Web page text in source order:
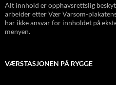
Alt innhold er opphavsrettslig
arbeider etter Vær Varsom-
har ikke ansvar for innholdet på
menyen.
VÆRSTASJONEN PÅ RYGGE